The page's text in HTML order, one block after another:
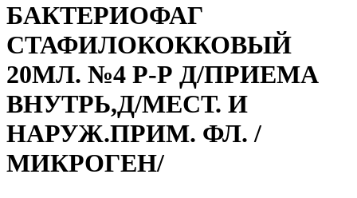
БАКТЕРИОФАГ
СТАФИЛОКОККОВЫЙ
20МЛ. №4 Р-Р Д/ПРИЕМА
ВНУТРЬ,Д/МЕСТ. И
НАРУЖ.ПРИМ. ФЛ. /
МИКРОГЕН/